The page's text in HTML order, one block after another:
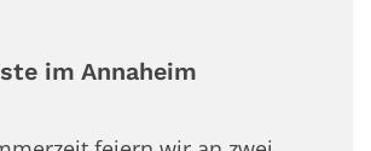
im Annaheim